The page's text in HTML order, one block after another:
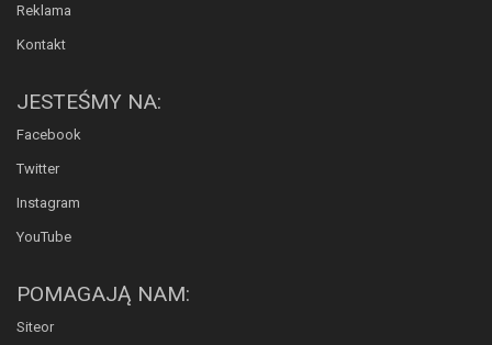
Reklama
Kontakt
JESTEŚMY NA:
Facebook
Twitter
Instagram
YouTube
POMAGAJĄ NAM:
Siteor